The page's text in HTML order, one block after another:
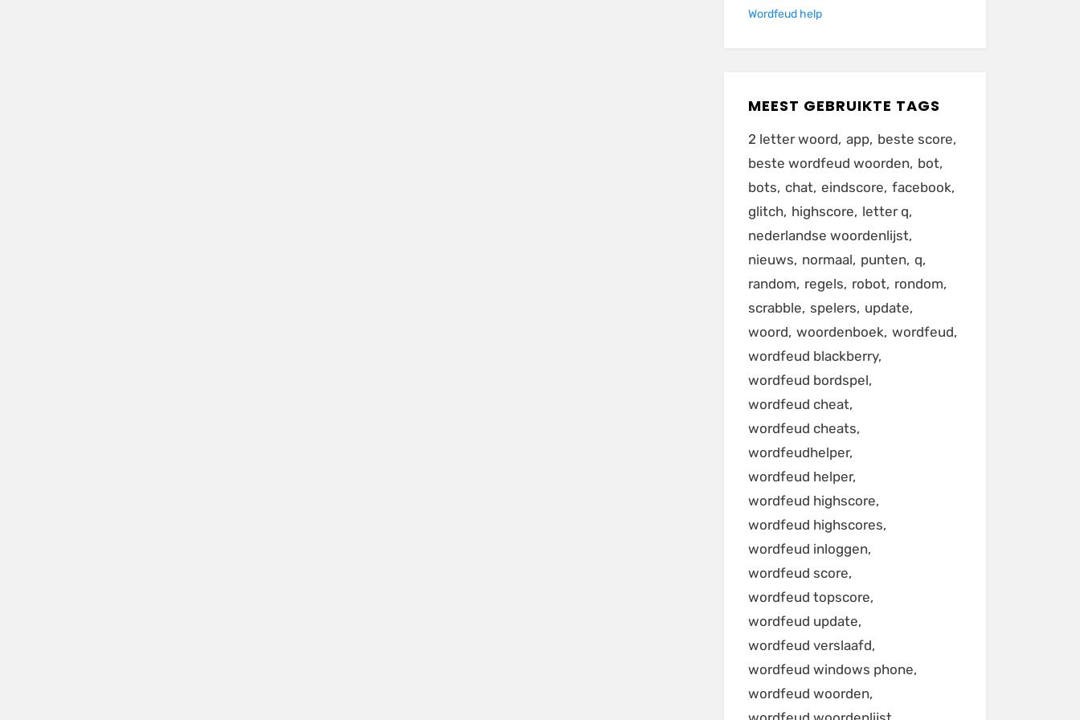
Wordfeud help
MEEST GEBRUIKTE TAGS
2 letter woord app beste score
beste wordfeud woorden bot
bots chat eindscore facebook
glitch highscore letter q
nederlandse woordenlijst
nieuws normaal punten q
random regels robot rondom
scrabble spelers update
woord woordenboek wordfeud
wordfeud blackberry
wordfeud bordspel
wordfeud cheat
wordfeud cheats
wordfeudhelper
wordfeud helper
wordfeud highscore
wordfeud highscores
wordfeud inloggen
wordfeud score
wordfeud topscore
wordfeud update
wordfeud verslaafd
wordfeud windows phone
wordfeud woorden